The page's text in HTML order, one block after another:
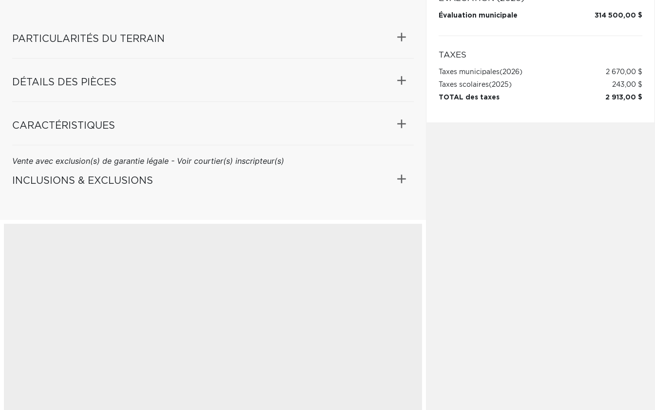
PARTICULARITÉS DU TERRAIN
DÉTAILS DES PIÈCES
CARACTÉRISTIQUES
Vente avec exclusion(s) de garantie légale - Voir courtier(s) inscripteur(s)
INCLUSIONS & EXCLUSIONS
Évaluation municipale 314 500,00 $
TAXES
Taxes municipales(2026)
2 670,00 $
Taxes scolaires(2025)
243,00 $
TOTAL des taxes
2 913,00 $